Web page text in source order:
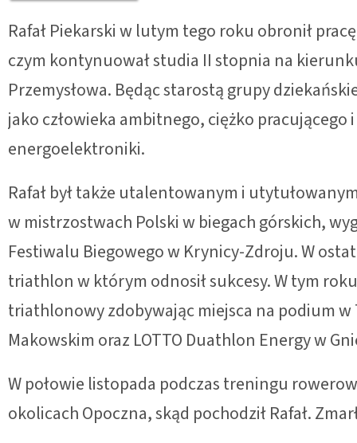
Rafał Piekarski w lutym tego roku obronił
czym kontynuował studia II stopnia na
Przemysłowa. Będąc starostą grupy
jako człowieka ambitnego, ciężko
energoelektroniki.
Rafał był także utalentowanym i
w mistrzostwach Polski w biegach górskich,
Festiwalu Biegowego w Krynicy-Zdroju. W
triathlon w którym odnosił sukcesy. W tym
triathlonowy zdobywając miejsca na podium
Makowskim oraz LOTTO Duathlon Energy w
W połowie listopada podczas treningu
okolicach Opoczna, skąd pochodził Rafał.